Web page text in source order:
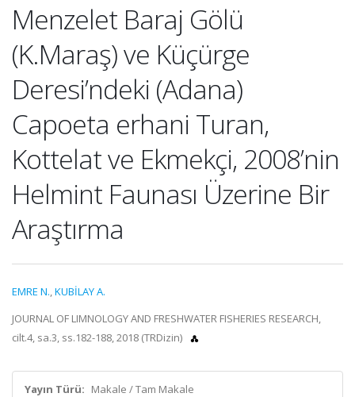
Menzelet Baraj Gölü
(K.Maraş) ve Küçürge
Deresi’ndeki (Adana)
Capoeta erhani Turan,
Kottelat ve Ekmekçi, 2008’nin
Helmint Faunası Üzerine Bir
Araştırma
EMRE N.,KUBİLAY A.
JOURNAL OF LIMNOLOGY AND FRESHWATER FISHERIES RESEARCH,
cilt.4, sa.3, ss.182-188, 2018 (TRDizin)
Yayın Türü: Makale / Tam Makale